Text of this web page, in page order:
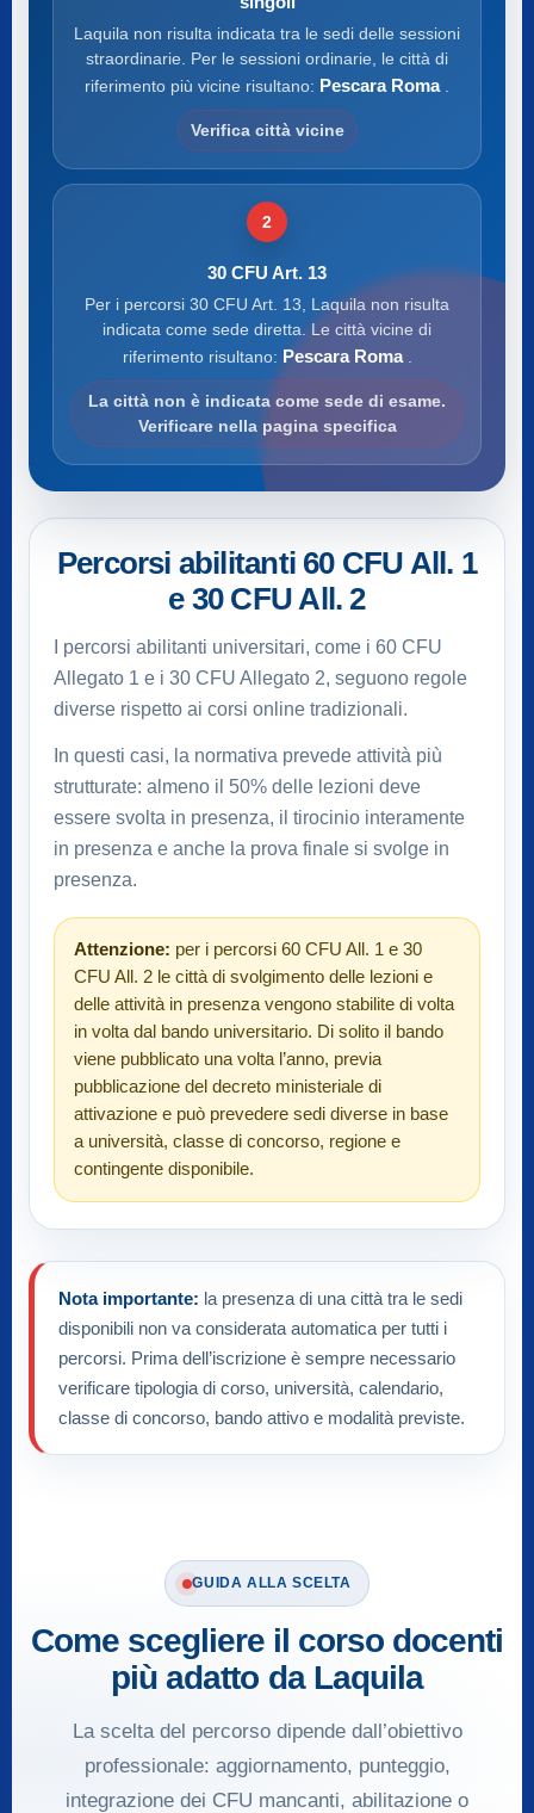
Laquila non risulta indicata tra le sedi delle sessioni
straordinarie. Per le sessioni ordinarie, le città di
riferimento più vicine risultano: Pescara Roma
Verifica città vicine
2
30 CFU Art. 13
Per i percorsi 30 CFU Art. 13, Laquila non risulta
indicata come sede diretta. Le città vicine di
riferimento risultano: Pescara Roma
La città non è indicata come sede di esame.
Verificare nella pagina specifica
Percorsi abilitanti 60 CFU All. 1
e 30 CFU All. 2
I percorsi abilitanti universitari, come i 60 CFU
Allegato 1 e i 30 CFU Allegato 2, seguono regole
diverse rispetto ai corsi online tradizionali.
In questi casi, la normativa prevede attività più
strutturate: almeno il 50% delle lezioni deve
essere svolta in presenza, il tirocinio interamente
in presenza e anche la prova finale si svolge in
presenza.
Attenzione: per i percorsi 60 CFU All. 1 e 30
CFU All. 2 le città di svolgimento delle lezioni e
delle attività in presenza vengono stabilite di volta
in volta dal bando universitario. Di solito il bando
viene pubblicato una volta l’anno, previa
pubblicazione del decreto ministeriale di
attivazione e può prevedere sedi diverse in base
a università, classe di concorso, regione e
contingente disponibile.
Nota importante: la presenza di una città tra le sedi
disponibili non va considerata automatica per tutti i
percorsi. Prima dell’iscrizione è sempre necessario
verificare tipologia di corso, università, calendario,
classe di concorso, bando attivo e modalità previste.
GUIDA ALLA SCELTA
Come scegliere il corso docenti
più adatto da Laquila
La scelta del percorso dipende dall’obiettivo
professionale: aggiornamento, punteggio,
integrazione dei CFU mancanti, abilitazione o